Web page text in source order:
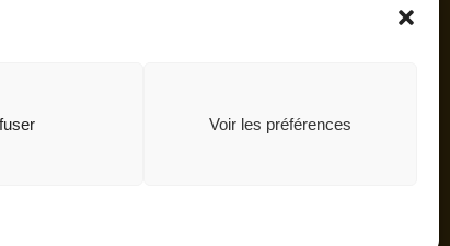
Voir les préférences